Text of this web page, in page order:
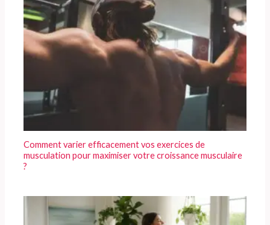
Comment varier efficacement vos exercices de
musculation pour maximiser votre croissance musculaire
?